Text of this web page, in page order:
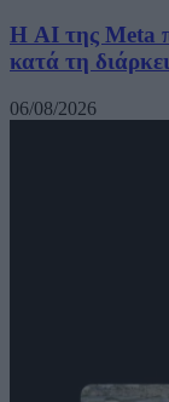
Η AI της Meta
κατά τη
06/08/2026